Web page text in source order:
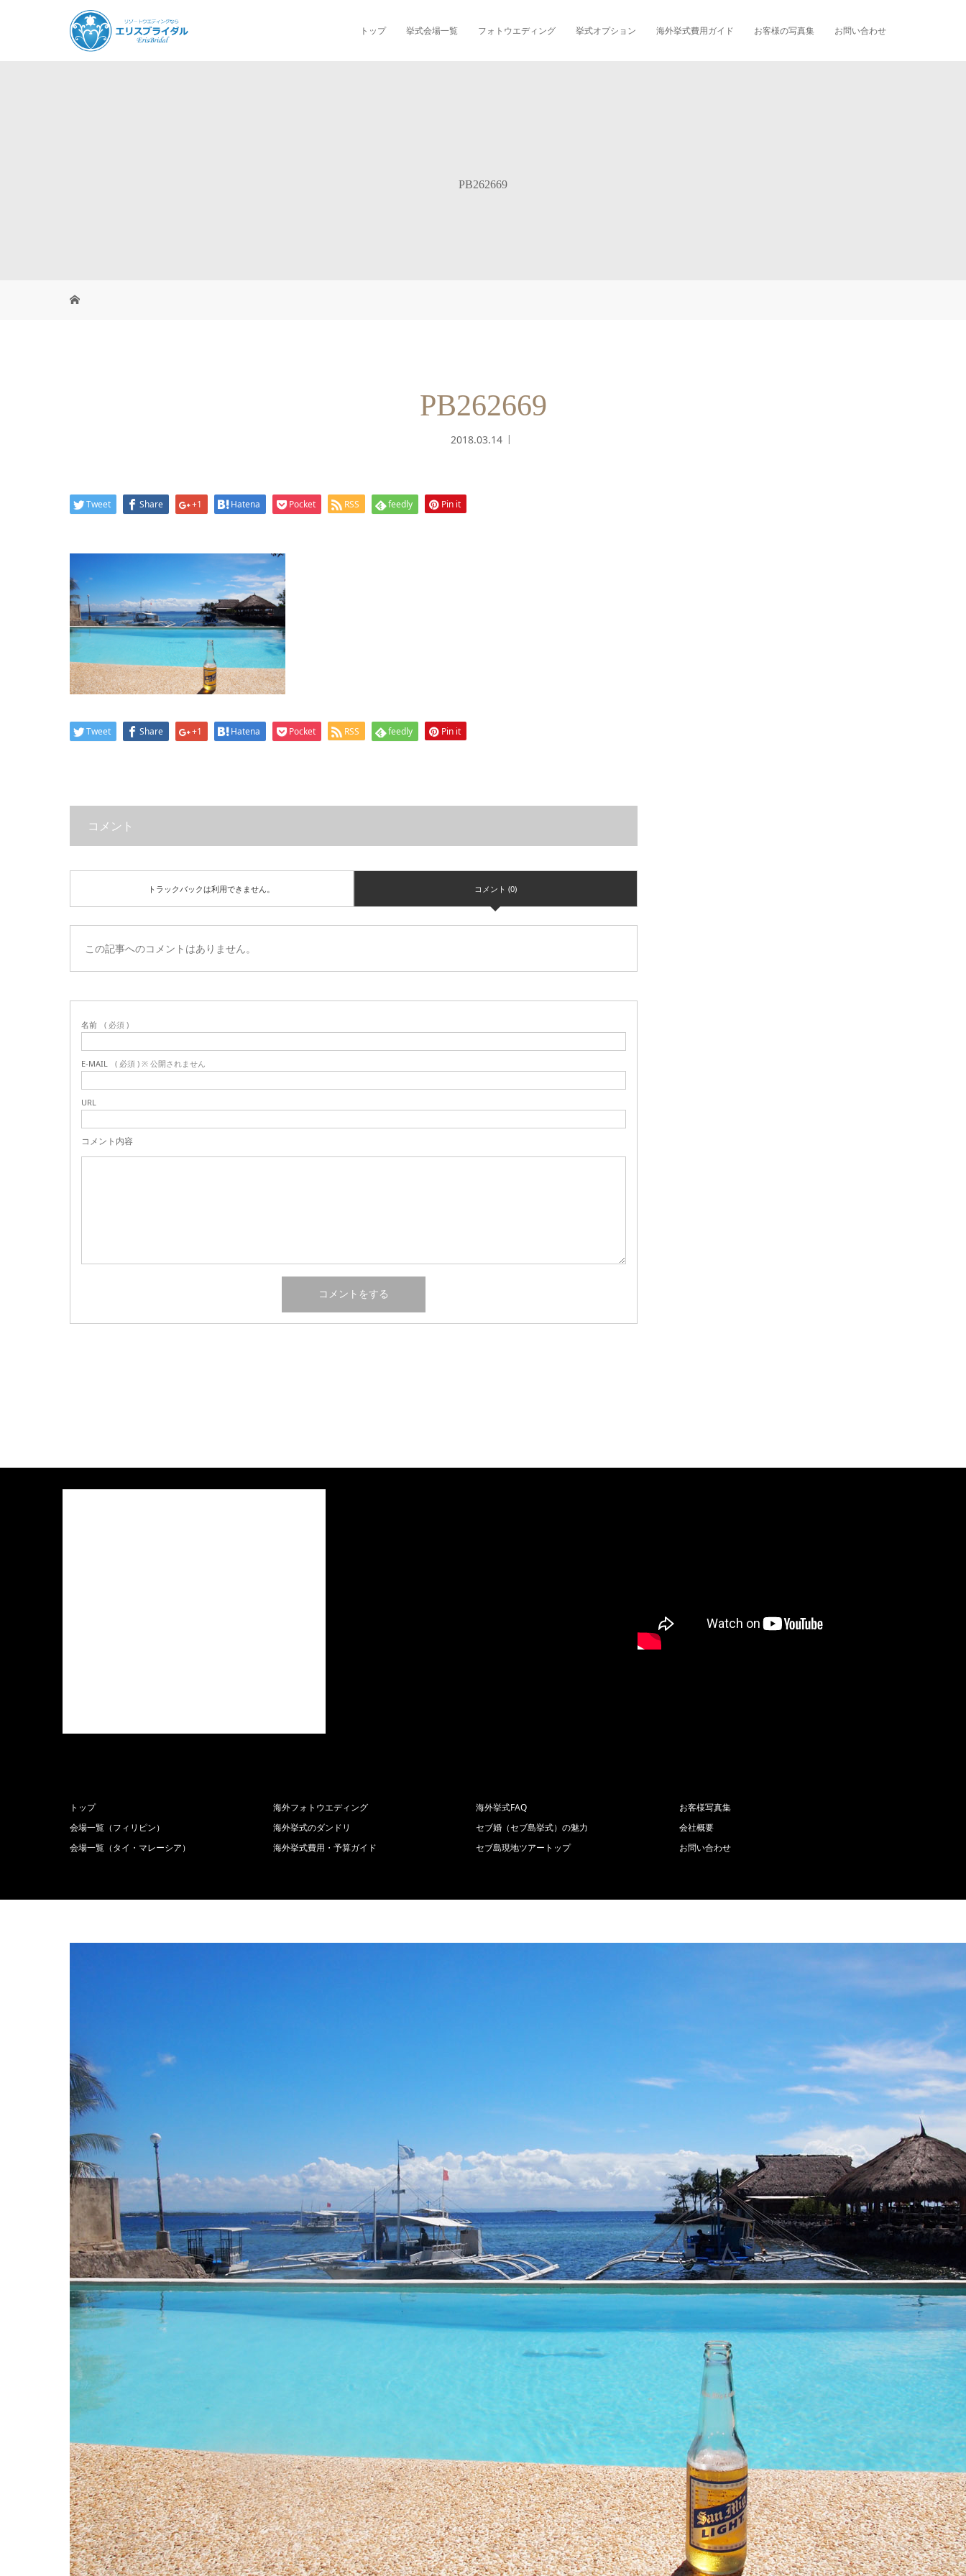
トップ 挙式会場一覧 フォトウエディング 挙式オプション 海外挙式費用ガイド お客様の写真集 お問い合わせ
PB262669
PB262669
2018.03.14
Tweet Share +1 Hatena Pocket RSS feedly Pin it
Tweet Share +1 Hatena Pocket RSS feedly Pin it
コメント
トラックバックは利用できません。 コメント (0)
この記事へのコメントはありません。
名前 ( 必須 )
E-MAIL ( 必須 ) ※ 公開されません
URL
コメント内容
トップ
会場一覧（フィリピン）
会場一覧（タイ・マレーシア）
海外フォトウエディング
海外挙式のダンドリ
海外挙式費用・予算ガイド
海外挙式FAQ
セブ婚（セブ島挙式）の魅力
セブ島現地ツアートップ
お客様写真集
会社概要
お問い合わせ